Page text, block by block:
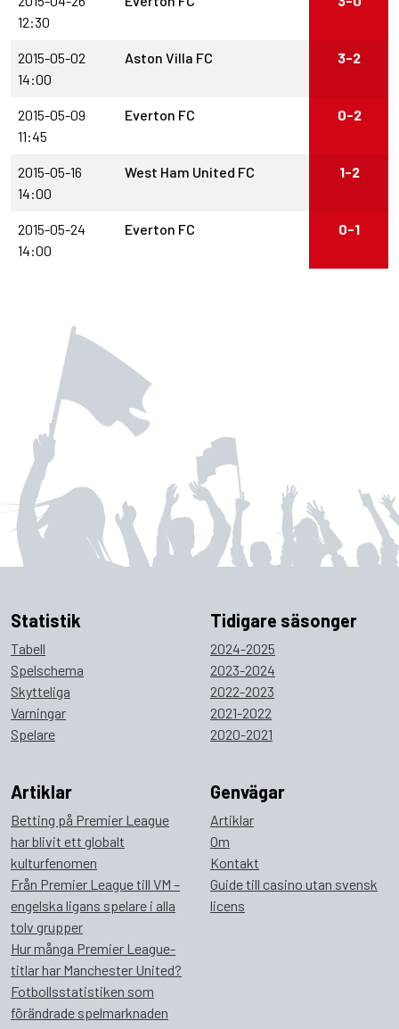
12:30
2015-05-02
14:00
Aston Villa FC 3-2
2015-05-09
11:45
Everton FC 0-2
2015-05-16
14:00
West Ham United FC 1-2
2015-05-24
14:00
Everton FC 0-1
Statistik
Tabell
Spelschema
Skytteliga
Varningar
Spelare
Tidigare säsonger
2024-2025
2023-2024
2022-2023
2021-2022
2020-2021
Artiklar
Betting på Premier League
har blivit ett globalt
kulturfenomen
Från Premier League till VM –
engelska ligans spelare i alla
tolv grupper
Hur många Premier League-
titlar har Manchester United?
Fotbollsstatistiken som
förändrade spelmarknaden
Genvägar
Artiklar
Om
Kontakt
Guide till casino utan svensk
licens